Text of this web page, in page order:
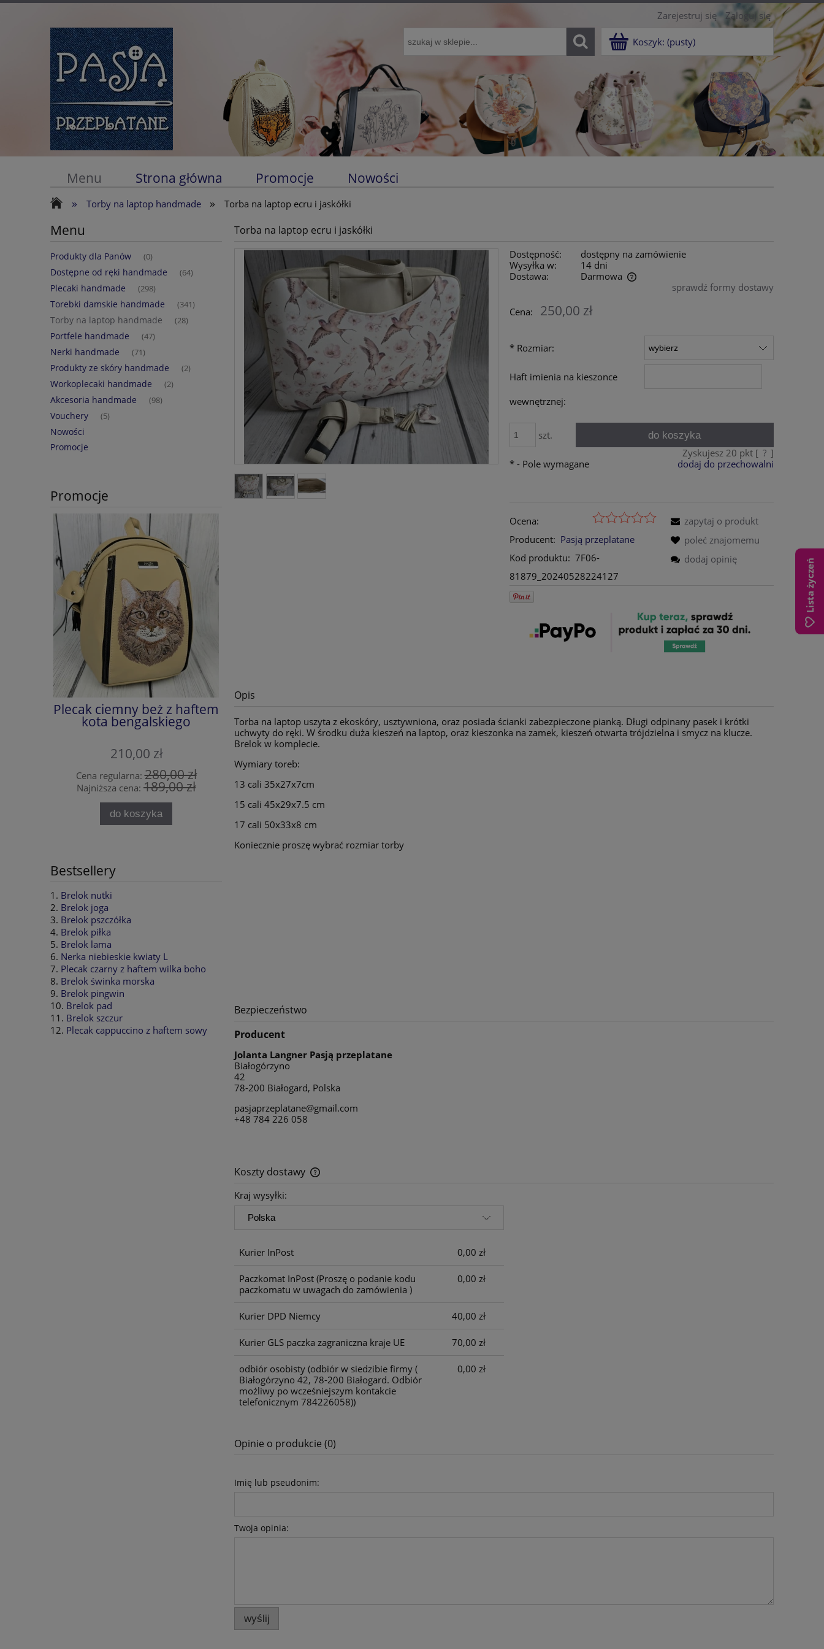
Zarejestruj się Zaloguj się
Koszyk: (pusty)
Menu Strona główna Promocje Nowości
» Torby na laptop handmade » Torba na laptop ecru i jaskółki
Menu
Produkty dla Panów (0)
Dostępne od ręki handmade (64)
Plecaki handmade (298)
Torebki damskie handmade (341)
Torby na laptop handmade (28)
Portfele handmade (47)
Nerki handmade (71)
Produkty ze skóry handmade (2)
Workoplecaki handmade (2)
Akcesoria handmade (98)
Vouchery (5)
Nowości
Promocje
Promocje
Plecak ciemny beż z haftem
kota bengalskiego
210,00 zł
Cena regularna:280,00 zł
Najniższa cena: 189,00 zł
do koszyka
kota maine coon
210,00 zł
Najniższa cena:
pepitka
Eloisa pink
Bestsellery
Brelok nutki
Brelok joga
Brelok pszczółka
Brelok piłka
Brelok lama
Nerka niebieskie kwiaty L
Plecak czarny z haftem wilka boho
Brelok świnka morska
Brelok pingwin
Brelok pad
Brelok szczur
Plecak cappuccino z haftem sowy
Torba na laptop ecru i jaskółki
Dostępność:
dostępny na zamówienie
Wysyłka w:
14 dni
Dostawa:
Darmowa
Cena nie zawiera ewentualnych kosztów
sprawdź formy dostawy
Cena:
250,00 zł
* Rozmiar:
Haft imienia na kieszonce
wewnętrznej:
szt.
do koszyka
Zyskujesz 20 pkt [ ? ]
dodaj do przechowalni
* - Pole wymagane
Ocena:
Producent: Pasją przeplatane
Kod produktu: 7F06-
81879_20240528224127
zapytaj o produkt
poleć znajomemu
dodaj opinię
Opis
Torba na laptop uszyta z ekoskóry, usztywniona, oraz posiada ścianki zabezpieczone pianką. Długi odpinany pasek i krótki
uchwyty do ręki. W środku duża kieszeń na laptop, oraz kieszonka na zamek, kieszeń otwarta trójdzielna i smycz na klucze.
Brelok w komplecie.
Wymiary toreb:
13 cali 35x27x7cm
15 cali 45x29x7.5 cm
17 cali 50x33x8 cm
Koniecznie proszę wybrać rozmiar torby
Bezpieczeństwo
Producent
Jolanta Langner Pasją przeplatane
Białogórzyno
42
78-200 Białogard, Polska
pasjaprzeplatane@gmail.com
+48 784 226 058
Koszty dostawy
Kraj wysyłki:
Kurier InPost 0,00 zł
Paczkomat InPost(Proszę o podanie kodu
paczkomatu w uwagach do zamówienia )
0,00 zł
Kurier DPD Niemcy 40,00 zł
Kurier GLS paczka zagraniczna kraje UE 70,00 zł
odbiór osobisty(odbiór w siedzibie firmy (
Białogórzyno 42, 78-200 Białogard. Odbiór
możliwy po wcześniejszym kontakcie
telefonicznym 784226058))
0,00 zł
Opinie o produkcie (0)
Imię lub pseudonim:
Twoja opinia:
wyślij
Lista życzeń